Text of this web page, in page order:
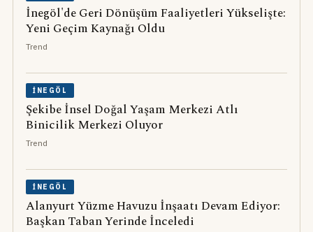
İnegöl'de Geri Dönüşüm Faaliyetleri Yükselişte:
Yeni Geçim Kaynağı Oldu
Trend
İNEGÖL
Şekibe İnsel Doğal Yaşam Merkezi Atlı
Binicilik Merkezi Oluyor
Trend
İNEGÖL
Alanyurt Yüzme Havuzu İnşaatı Devam Ediyor:
Başkan Taban Yerinde İnceledi